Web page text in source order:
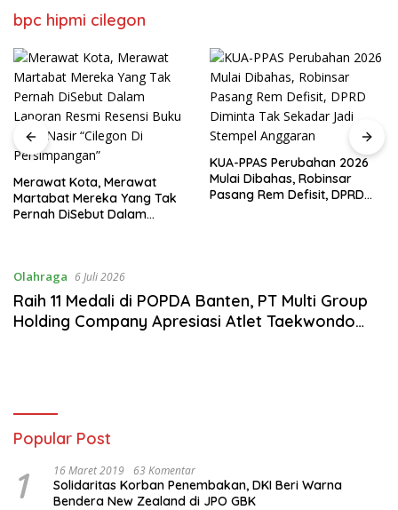
bpc hipmi cilegon
Merawat Kota, Merawat
Martabat Mereka Yang Tak
Pernah DiSebut Dalam
KUA-PPAS Perubahan 2026
Mulai Dibahas, Robinsar
Pasang Rem Defisit, DPRD
Olahraga 6 Juli 2026
Raih 11 Medali di POPDA Banten, PT Multi Group
Holding Company Apresiasi Atlet Taekwondo
Popular Post
1 16 Maret 2019 63 Komentar
Solidaritas Korban Penembakan, DKI Beri Warna
Bendera New Zealand di JPO GBK